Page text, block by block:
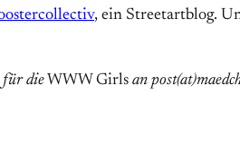
, ein Streetartblog.
für die WWW Girls an